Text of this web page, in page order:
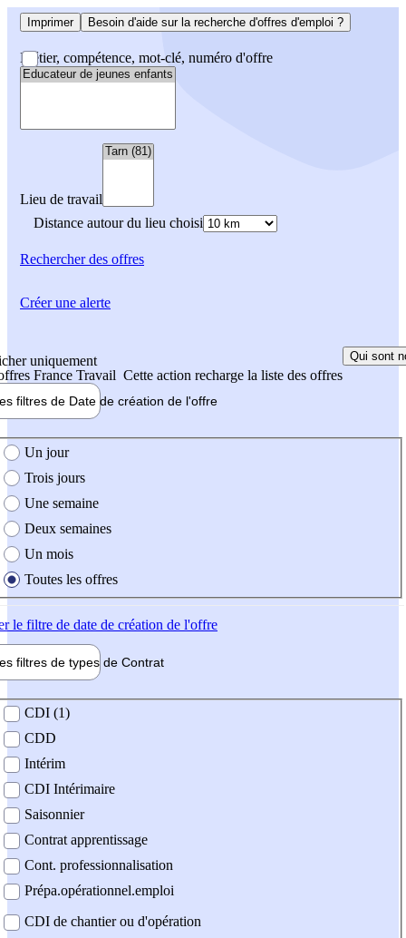
Imprimer Besoin d'aide sur la recherche d'offres d'emploi ?
Métier, compétence, mot-clé, numéro d'offre
Lieu de travail
Distance autour du lieu choisi
Rechercherdes offres
uniquement
France Travail Cette action recharge la liste des offres
Qui sont
filtres de Date de création de l'offre
création de l'offre
Un jour
Trois jours
Une semaine
Deux semaines
Un mois
Toutes les offres
le filtre de date de création de l'offre
filtres de types de Contrat
contrat
CDI (1)
CDD
Intérim
CDI Intérimaire
Saisonnier
Contrat apprentissage
Cont. professionnalisation
Prépa.opérationnel.emploi
CDI de chantier ou d'opération
Créer une alerte